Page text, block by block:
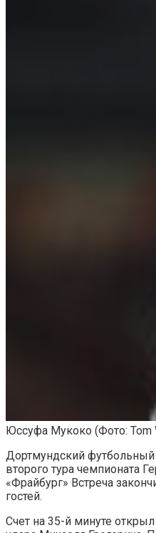
Юссуфа Мукоко (Фото:
Дортмундский футбольный
второго тура чемпионата
«Фрайбург» Встреча
гостей.
Счет на 35-й минуте